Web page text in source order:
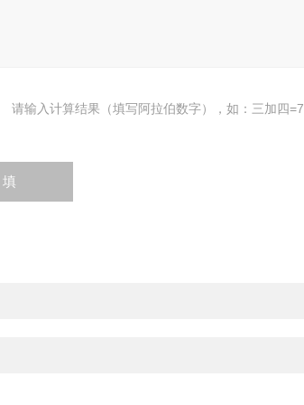
请输入计算结果（填写阿拉伯数字），如：三加四=7